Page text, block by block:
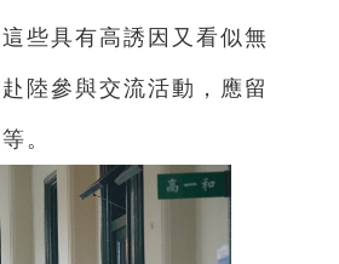
些具有高誘因又看似無
陸參與交流活動，應留
。